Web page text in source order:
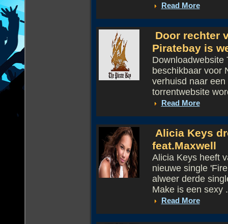
Read More
Door rechter
Piratebay is
Downloadwebsite
beschikbaar voor
verhuisd naar
torrentwebsite
Read More
Alicia Keys
feat.Maxwell
Alicia Keys heeft
nieuwe single
alweer derde
Make is een sexy
Read More